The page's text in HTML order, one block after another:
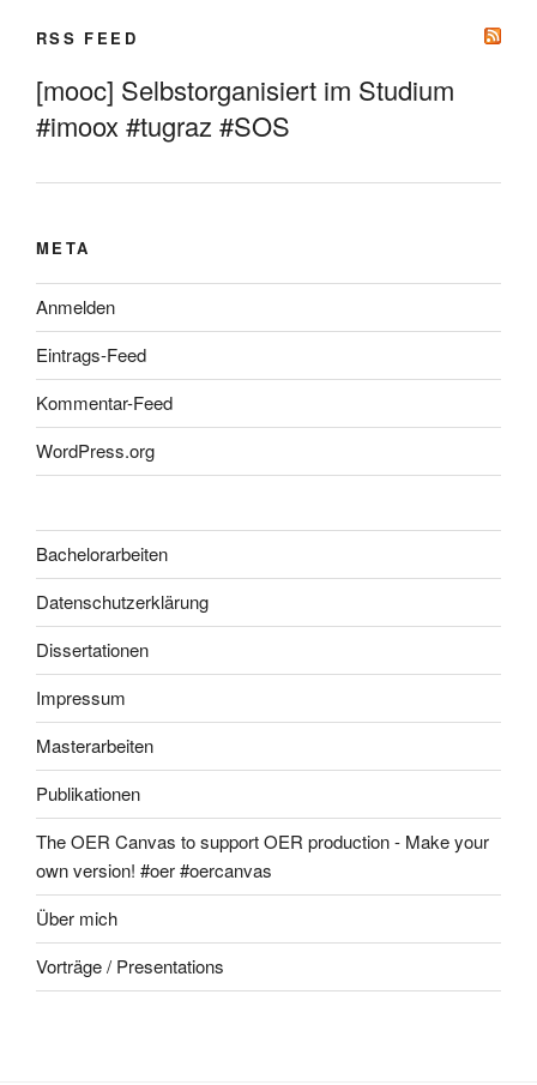
RSS FEED
[mooc] Selbstorganisiert im Studium
#imoox #tugraz #SOS
META
Anmelden
Eintrags-Feed
Kommentar-Feed
WordPress.org
Bachelorarbeiten
Datenschutzerklärung
Dissertationen
Impressum
Masterarbeiten
Publikationen
The OER Canvas to support OER production - Make your
own version! #oer #oercanvas
Über mich
Vorträge / Presentations